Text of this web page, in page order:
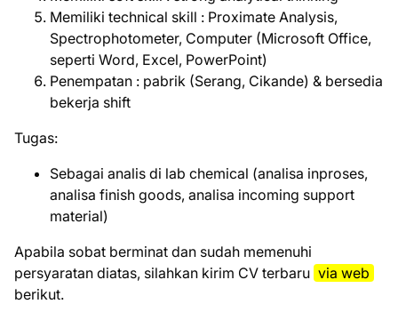
Memiliki technical skill : Proximate Analysis,
Spectrophotometer, Computer (Microsoft Office,
seperti Word, Excel, PowerPoint)
Penempatan : pabrik (Serang, Cikande) & bersedia
bekerja shift
Tugas:
Sebagai analis di lab chemical (analisa inproses,
analisa finish goods, analisa incoming support
material)
Aраbіlа ѕоbаt bеrmіnаt dаn ѕudаh mеmеnuhі
реrѕуаrаtаn dіаtаѕ, ѕіlаhkаn kіrіm CV tеrbаru vіа web
bеrіkut.